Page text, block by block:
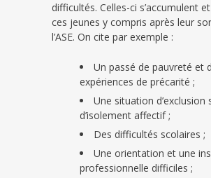
difficultés. Celles-ci s’accumulent
ces jeunes y compris après leur
l’ASE. On cite par exemple :
Un passé de pauvreté et
expériences de précarité ;
Une situation d’exclusion
d’isolement affectif ;
Des difficultés scolaires ;
Une orientation et une
professionnelle difficiles ;